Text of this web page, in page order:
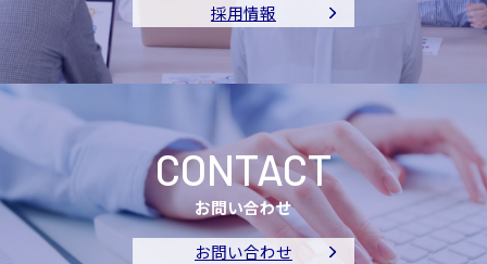
採用情報
CONTACT
お問い合わせ
お問い合わせ